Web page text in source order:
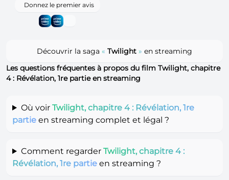
Donnez le premier avis
Découvrir la saga « Twilight » en streaming
Les questions fréquentes à propos du film Twilight, chapitre
4 : Révélation, 1re partie en streaming
Où voir Twilight, chapitre 4 : Révélation, 1re
partie en streaming complet et légal ?
Comment regarder Twilight, chapitre 4 :
Révélation, 1re partie en streaming ?